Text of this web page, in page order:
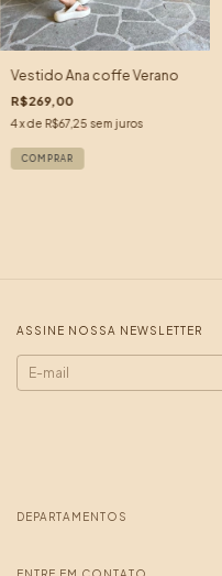
Vestido Ana coffe Verano
R$269,00
4x de R$67,25 sem juros
COMPRAR
ASSINE NOSSA NEWSLETTER
DEPARTAMENTOS